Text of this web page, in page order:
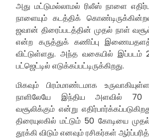
அது மட்டுமல்லாமல் ரிலீஸ் நாளை
நாளையும் கடத்திக்
ஜவான் திரைப்படத்தின் முதல் நாள்
என்ற கருத்துக் கணிப்பு
விட்டுள்ளது. அந்த வகையில் இப்படம்
பட்ஜெட்டில் எடுக்கப்பட்டிருக்கிறது.
மிகவும் பிரம்மாண்டமாக
நாளிலேயே இந்திய அளவில் 70
வசூலிக்கும் என்று
திரையுலகில் மட்டும் 50 கோடியை
தூக்கி விடும் எனவும் ரசிகர்கள்